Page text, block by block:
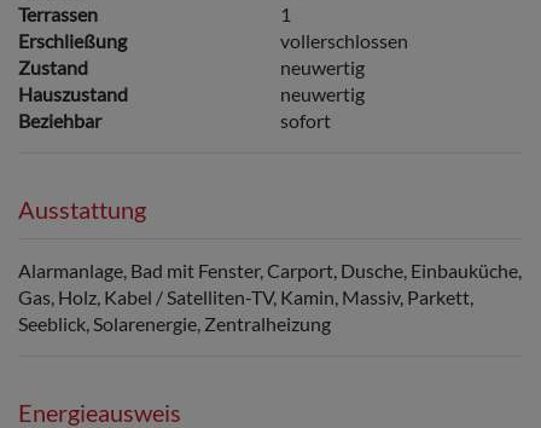
Terrassen
1
Erschließung
vollerschlossen
Zustand
neuwertig
Hauszustand
neuwertig
Beziehbar
sofort
Ausstattung
Alarmanlage Bad mit Fenster Carport Dusche Einbauküche
Gas Holz Kabel / Satelliten-TV Kamin Massiv Parkett
Seeblick Solarenergie Zentralheizung
Energieausweis